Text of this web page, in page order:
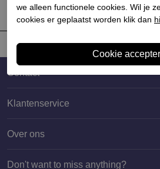
Contact
020 659 3444
Klantenservice
Over ons
Don't want to miss anything?
we alleen functionele cookies. Wil je
cookies er geplaatst worden klik dan